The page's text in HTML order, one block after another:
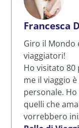
Francesca
Giro il Mondo
viaggiatori!
Ho visitato 80
me il viaggio
personale.
quelli che
vorrebbero